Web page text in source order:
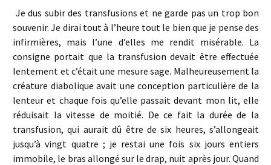
Je dus subir des transfusions et ne garde pas un trop bon
souvenir. Je dirai tout à l’heure tout le bien que je pense des
infirmières, mais l’une d’elles me rendit misérable. La
consigne portait que la transfusion devait être effectuée
lentement et c’était une mesure sage. Malheureusement la
créature diabolique avait une conception particulière de la
lenteur et chaque fois qu’elle passait devant mon lit, elle
réduisait la vitesse de moitié. De ce fait la durée de la
transfusion, qui aurait dû être de six heures, s’allongeait
jusqu’à vingt quatre ; je restai une fois six jours entiers
immobile, le bras allongé sur le drap, nuit après jour. Quand